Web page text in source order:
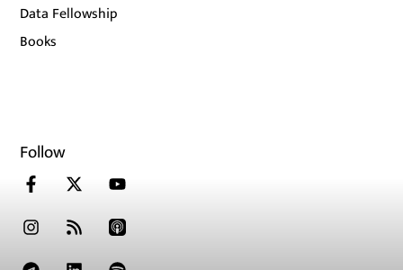
Data Fellowship
Books
Follow